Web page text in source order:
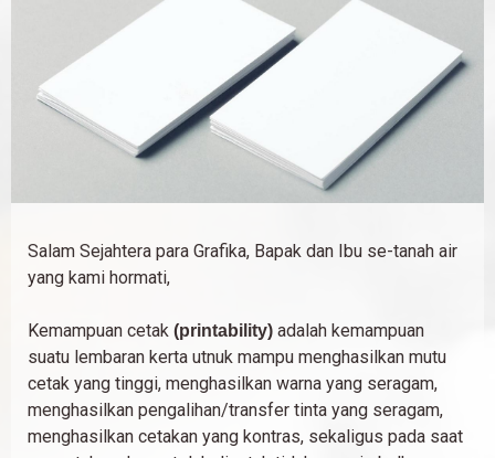
Salam Sejahtera para Grafika, Bapak dan Ibu se-tanah air
yang kami hormati,
Kemampuan cetak (printability) adalah kemampuan
suatu lembaran kerta utnuk mampu menghasilkan mutu
cetak yang tinggi, menghasilkan warna yang seragam,
menghasilkan pengalihan/transfer tinta yang seragam,
menghasilkan cetakan yang kontras, sekaligus pada saat